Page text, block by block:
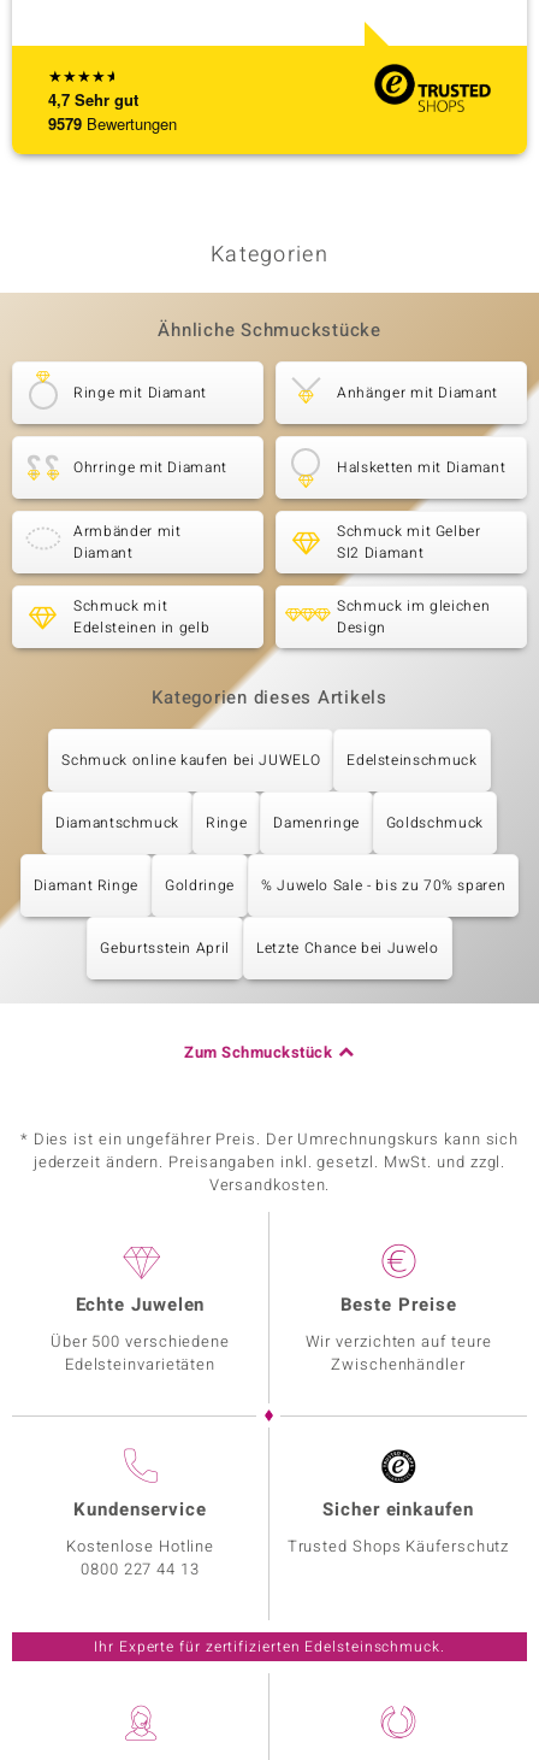
★★★★★
4,7 Sehr gut
9579 Bewertungen
Kategorien
Ähnliche Schmuckstücke
Ringe mit Diamant Anhänger mit Diamant
Ohrringe mit Diamant Halsketten mit Diamant
Armbänder mit
Diamant
Schmuck mit Gelber
SI2 Diamant
Schmuck mit
Edelsteinen in gelb
Schmuck im gleichen
Design
Kategorien dieses Artikels
Schmuck online kaufen bei JUWELO Edelsteinschmuck
Diamantschmuck Ringe Damenringe Goldschmuck
Diamant Ringe Goldringe % Juwelo Sale - bis zu 70% sparen
Geburtsstein April Letzte Chance bei Juwelo
Zum Schmuckstück
* Dies ist ein ungefährer Preis. Der Umrechnungskurs kann sich
jederzeit ändern. Preisangaben inkl. gesetzl. MwSt. und zzgl.
Versandkosten.
Echte Juwelen
Über 500 verschiedene
Edelsteinvarietäten
Beste Preise
Wir verzichten auf teure
Zwischenhändler
Kundenservice
Kostenlose Hotline
0800 227 44 13
Sicher einkaufen
Trusted Shops Käuferschutz
Ihr Experte für zertifizierten Edelsteinschmuck.